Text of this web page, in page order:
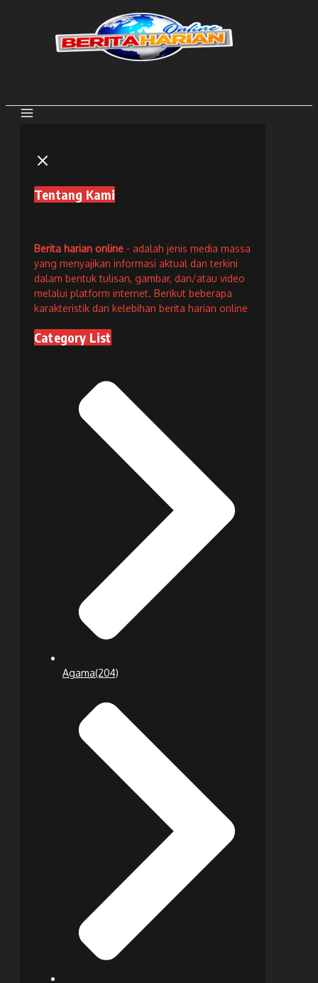
Tentang Kami
Berita harian online - adalah jenis media massa
yang menyajikan informasi aktual dan terkini
dalam bentuk tulisan, gambar, dan/atau video
melalui platform internet. Berikut beberapa
karakteristik dan kelebihan berita harian online
Category List
Agama(204)